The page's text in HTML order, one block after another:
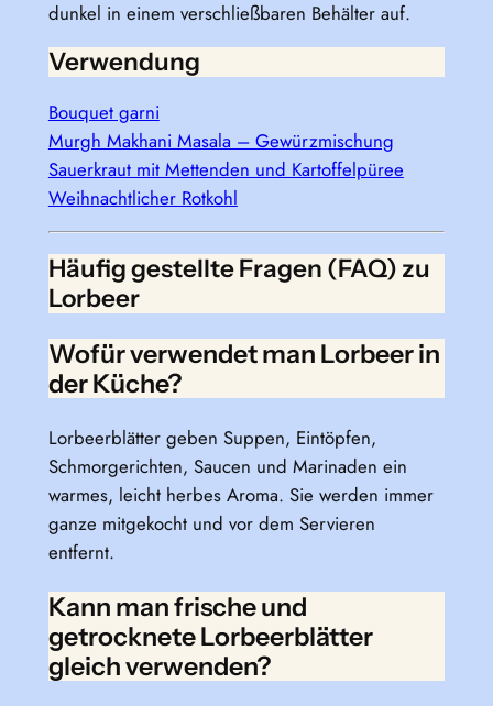
dunkel in einem verschließbaren Behälter auf.
Verwendung
Bouquet garni
Murgh Makhani Masala – Gewürzmischung
Sauerkraut mit Mettenden und Kartoffelpüree
Weihnachtlicher Rotkohl
Häufig gestellte Fragen (FAQ) zu
Lorbeer
Wofür verwendet man Lorbeer in
der Küche?
Lorbeerblätter geben Suppen, Eintöpfen,
Schmorgerichten, Saucen und Marinaden ein
warmes, leicht herbes Aroma. Sie werden immer
ganze mitgekocht und vor dem Servieren
entfernt.
Kann man frische und
getrocknete Lorbeerblätter
gleich verwenden?